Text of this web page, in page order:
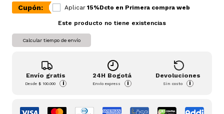
Cupón: Aplicar 15%Dcto en Primera compra web
Este producto no tiene existencias
Calcular tiempo de envío
Envío gratis
Desde$ 100.000 i
24H Bogotá
Envío express i
Devoluciones
Sin costo i